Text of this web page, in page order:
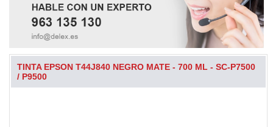
TINTA EPSON T44J840 NEGRO MATE - 700 ML - SC-P7500
/ P9500